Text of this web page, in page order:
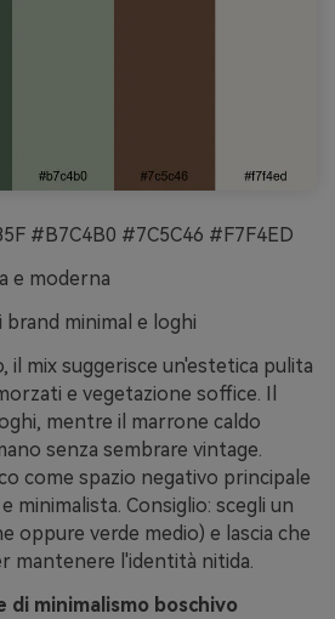
#B7C4B0 #7C5C46 #F7F4ED
e moderna
brand minimal e loghi
il mix suggerisce un'estetica pulita
e vegetazione soffice. Il
mentre il marrone caldo
senza sembrare vintage.
come spazio negativo principale
minimalista. Consiglio: scegli un
oppure verde medio) e lascia che
mantenere l'identità nitida.
di minimalismo boschivo